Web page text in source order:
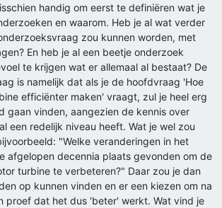
handig om eerst te definiëren wat je
en waarom. Heb je al wat verder
zou kunnen worden, met
En heb je al een beetje onderzoek
te krijgen wat er allemaal al bestaat? De
is namelijk dat als je de hoofdvraag 'Hoe
efficiënter maken' vraagt, zul je heel erg
gaan vinden, aangezien de kennis over
een redelijk niveau heeft. Wat je wel zou
"Welke veranderingen in het
afgelopen decennia plaats gevonden om de
turbine te verbeteren?" Daar zou je dan
op kunnen vinden en er een kiezen om na
proef dat het dus 'beter' werkt. Wat vind je